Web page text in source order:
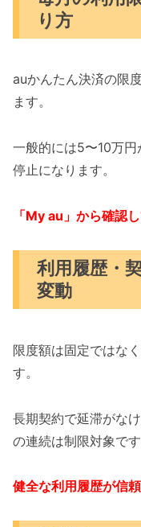
り方
auかんたん決済の限
ます。
一般的には5〜10万
停止になります。
「My au」から確認
利用履歴・
変動
限度額は固定ではなく
す。
長期契約で延滞がな
の連続は制限対象です
健全な利用履歴が信